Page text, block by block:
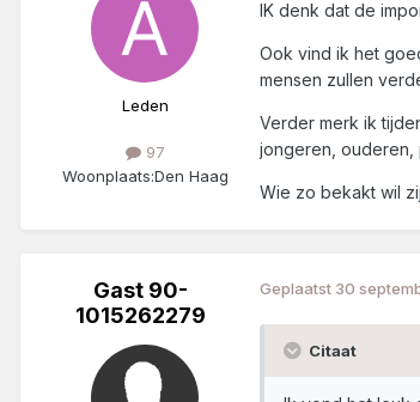
Leden
97
Woonplaats:Den Haag
IK denk dat de
Ook vind ik het
mensen zullen
Verder merk ik
jongeren, ouderen,
Wie zo bekakt wil
Gast 90-
1015262279
Geplaatst 30
Citaat